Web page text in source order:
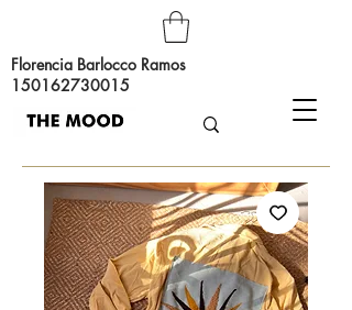
Florencia Barlocco Ramos
150162730015